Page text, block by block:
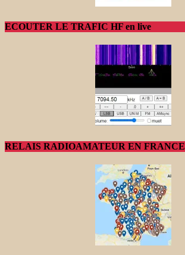
ECOUTER LE TRAFIC HF en live
RELAIS RADIOAMATEUR EN FRANCE